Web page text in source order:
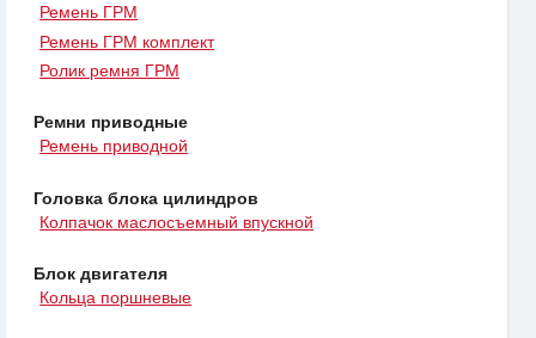
Ремень ГРМ
Ремень ГРМ комплект
Ролик ремня ГРМ
Ремни приводные
Ремень приводной
Головка блока цилиндров
Колпачок маслосъемный впускной
Блок двигателя
Кольца поршневые